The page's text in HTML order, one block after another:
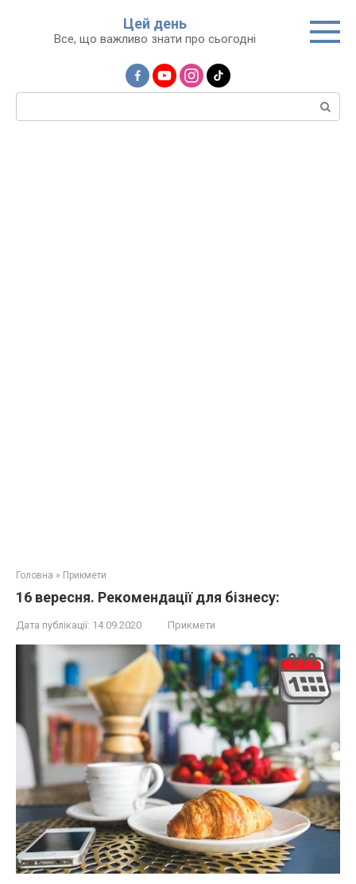
Цей день
Все, що важливо знати про сьогодні
Пошук:
Головна » Прикмети
16 вересня. Рекомендації для бізнесу:
Дата публікації: 14.09.2020 Прикмети